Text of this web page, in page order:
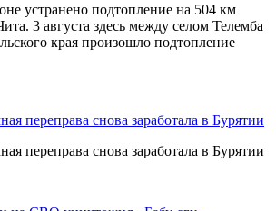
устранено подтопление на 504 км
3 августа здесь между селом Телемба
края произошло подтопление
переправа снова заработала в Бурятии
переправа снова заработала в Бурятии